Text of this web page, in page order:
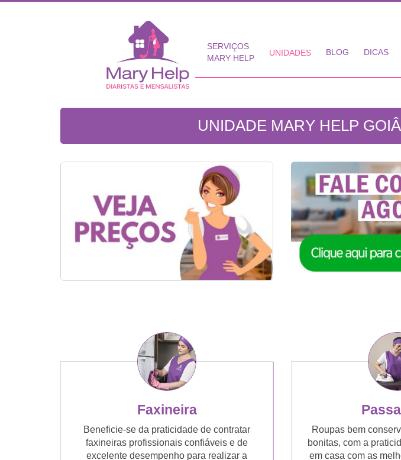
SERVIÇOS
MARY HELP
UNIDADES BLOG DICAS
UNIDADE MARY HELP
Faxineira
Beneficie-se da praticidade de contratar
faxineiras profissionais confiáveis e de
excelente desempenho para realizar a
Roupas bem
bonitas, com a
em casa com as